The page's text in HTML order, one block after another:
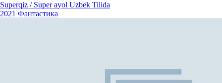
Superqiz / Super ayol Uzbek Tilida
2021 Фантастика